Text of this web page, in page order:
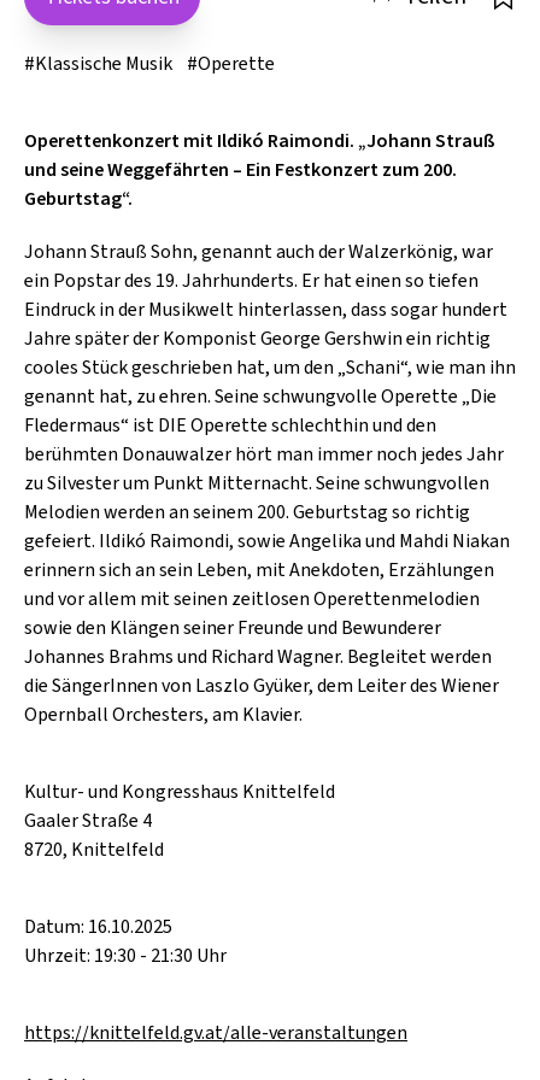
CAFÉ WOLF
POSTGARAGE
KRISTALLWERK
HARD & HEAVY
VOLKSMUSIK
#Klassische Musik #Operette
Operettenkonzert mit Ildikó Raimondi. „Johann Strauß
und seine Weggefährten – Ein Festkonzert zum 200.
Geburtstag“.
Johann Strauß Sohn, genannt auch der Walzerkönig, war
ein Popstar des 19. Jahrhunderts. Er hat einen so tiefen
Eindruck in der Musikwelt hinterlassen, dass sogar hundert
Jahre später der Komponist George Gershwin ein richtig
cooles Stück geschrieben hat, um den „Schani“, wie man ihn
genannt hat, zu ehren. Seine schwungvolle Operette „Die
Fledermaus“ ist DIE Operette schlechthin und den
berühmten Donauwalzer hört man immer noch jedes Jahr
zu Silvester um Punkt Mitternacht. Seine schwungvollen
Melodien werden an seinem 200. Geburtstag so richtig
gefeiert. Ildikó Raimondi, sowie Angelika und Mahdi Niakan
erinnern sich an sein Leben, mit Anekdoten, Erzählungen
und vor allem mit seinen zeitlosen Operettenmelodien
sowie den Klängen seiner Freunde und Bewunderer
Johannes Brahms und Richard Wagner. Begleitet werden
die SängerInnen von Laszlo Gyüker, dem Leiter des Wiener
Opernball Orchesters, am Klavier.
Kultur- und Kongresshaus Knittelfeld
Gaaler Straße 4
8720, Knittelfeld
Datum: 16.10.2025
Uhrzeit: 19:30 - 21:30 Uhr
https://knittelfeld.gv.at/alle-veranstaltungen